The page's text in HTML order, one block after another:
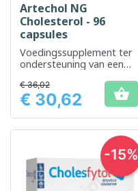
Artechol NG
Cholesterol - 96
capsules
Voedingssupplement ter
ondersteuning van een
cholesterolgehalte
Prijs
€ 36,02
€ 30,62 
-15%